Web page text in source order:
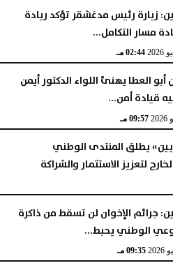
زيارة رئيس مدغشقر تؤكد ريادة
مسار التكامل...
02:44 مـ
العطا يهنئ اللواء الدكتور أيمن
قيادة أمن...
09:57 مـ
يطلق المنتدى الوطني
لتعزيز الاستثمار والشراكة
جرائم الإخوان لن تسقط من ذاكرة
الوطني يحبط...
09:35 مـ